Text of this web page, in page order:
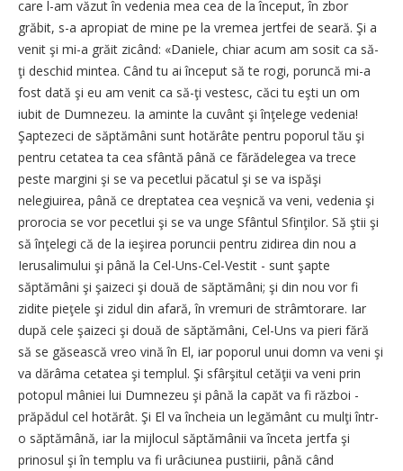
care l-am văzut în vedenia mea cea de la început, în zbor
grăbit, s-a apropiat de mine pe la vremea jertfei de seară. Şi a
venit şi mi-a grăit zicând: «Daniele, chiar acum am sosit ca să-
ţi deschid mintea. Când tu ai început să te rogi, poruncă mi-a
fost dată şi eu am venit ca să-ţi vestesc, căci tu eşti un om
iubit de Dumnezeu. Ia aminte la cuvânt şi înţelege vedenia!
Şaptezeci de săptămâni sunt hotărâte pentru poporul tău şi
pentru cetatea ta cea sfântă până ce fărădelegea va trece
peste margini şi se va pecetlui păcatul şi se va ispăşi
nelegiuirea, până ce dreptatea cea veşnică va veni, vedenia şi
prorocia se vor pecetlui şi se va unge Sfântul Sfinţilor. Să ştii şi
să înţelegi că de la ieşirea poruncii pentru zidirea din nou a
Ierusalimului şi până la Cel-Uns-Cel-Vestit - sunt şapte
săptămâni şi şaizeci şi două de săptămâni; şi din nou vor fi
zidite pieţele şi zidul din afară, în vremuri de strâmtorare. Iar
după cele şaizeci şi două de săptămâni, Cel-Uns va pieri fără
să se găsească vreo vină în El, iar poporul unui domn va veni şi
va dărâma cetatea şi templul. Şi sfârşitul cetăţii va veni prin
potopul mâniei lui Dumnezeu şi până la capăt va fi război -
prăpădul cel hotărât. Şi El va încheia un legământ cu mulţi într-
o săptămână, iar la mijlocul săptămânii va înceta jertfa şi
prinosul şi în templu va fi urâciunea pus­tiirii, până când